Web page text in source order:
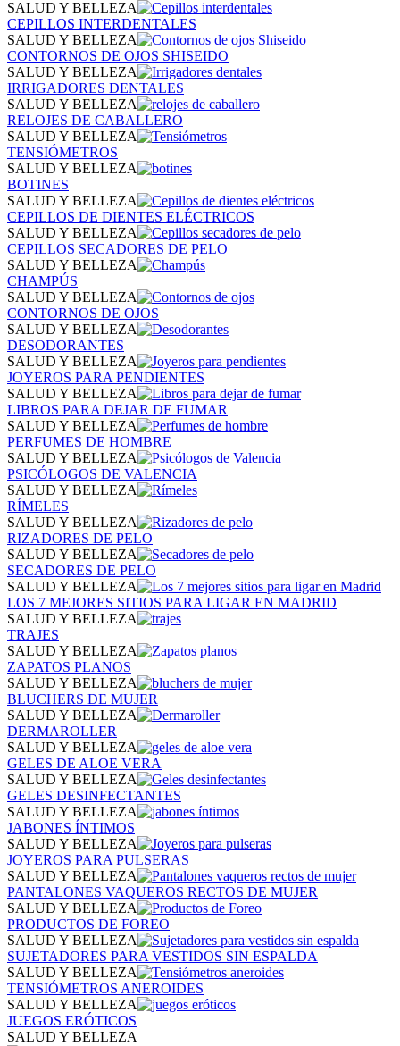
SALUD Y BELLEZA
CEPILLOS INTERDENTALES
SALUD Y BELLEZA
CONTORNOS DE OJOS SHISEIDO
SALUD Y BELLEZA
IRRIGADORES DENTALES
SALUD Y BELLEZA
RELOJES DE CABALLERO
SALUD Y BELLEZA
TENSIÓMETROS
SALUD Y BELLEZA
BOTINES
SALUD Y BELLEZA
CEPILLOS DE DIENTES ELÉCTRICOS
SALUD Y BELLEZA
CEPILLOS SECADORES DE PELO
SALUD Y BELLEZA
CHAMPÚS
SALUD Y BELLEZA
CONTORNOS DE OJOS
SALUD Y BELLEZA
DESODORANTES
SALUD Y BELLEZA
JOYEROS PARA PENDIENTES
SALUD Y BELLEZA
LIBROS PARA DEJAR DE FUMAR
SALUD Y BELLEZA
PERFUMES DE HOMBRE
SALUD Y BELLEZA
PSICÓLOGOS DE VALENCIA
SALUD Y BELLEZA
RÍMELES
SALUD Y BELLEZA
RIZADORES DE PELO
SALUD Y BELLEZA
SECADORES DE PELO
SALUD Y BELLEZA
LOS 7 MEJORES SITIOS PARA LIGAR EN MADRID
SALUD Y BELLEZA
TRAJES
SALUD Y BELLEZA
ZAPATOS PLANOS
SALUD Y BELLEZA
BLUCHERS DE MUJER
SALUD Y BELLEZA
DERMAROLLER
SALUD Y BELLEZA
GELES DE ALOE VERA
SALUD Y BELLEZA
GELES DESINFECTANTES
SALUD Y BELLEZA
JABONES ÍNTIMOS
SALUD Y BELLEZA
JOYEROS PARA PULSERAS
SALUD Y BELLEZA
PANTALONES VAQUEROS RECTOS DE MUJER
SALUD Y BELLEZA
PRODUCTOS DE FOREO
SALUD Y BELLEZA
SUJETADORES PARA VESTIDOS SIN ESPALDA
SALUD Y BELLEZA
TENSIÓMETROS ANEROIDES
SALUD Y BELLEZA
JUEGOS ERÓTICOS
SALUD Y BELLEZA